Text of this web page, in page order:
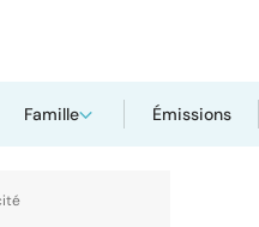
Famille Émissions